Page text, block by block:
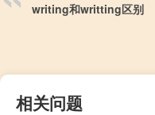
writing和writting区别
相关问题